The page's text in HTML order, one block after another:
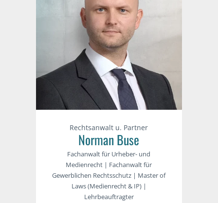
Rechtsanwalt u. Partner
Norman Buse
Fachanwalt für Urheber- und
Medienrecht | Fachanwalt für
Gewerblichen Rechtsschutz | Master of
Laws (Medienrecht & IP) |
Lehrbeauftragter